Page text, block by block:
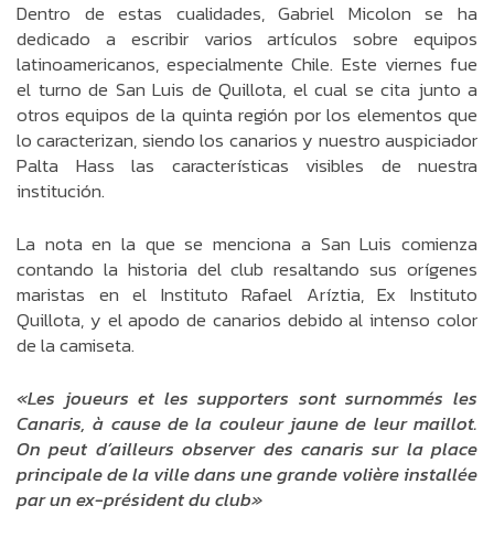
Dentro de estas cualidades, Gabriel Micolon se ha
dedicado a escribir varios artículos sobre equipos
latinoamericanos, especialmente Chile. Este viernes fue
el turno de San Luis de Quillota, el cual se cita junto a
otros equipos de la quinta región por los elementos que
lo caracterizan, siendo los canarios y nuestro auspiciador
Palta Hass las características visibles de nuestra
institución.
La nota en la que se menciona a San Luis comienza
contando la historia del club resaltando sus orígenes
maristas en el Instituto Rafael Aríztia, Ex Instituto
Quillota, y el apodo de canarios debido al intenso color
de la camiseta.
«Les joueurs et les supporters sont surnommés les
Canaris, à cause de la couleur jaune de leur maillot.
On peut d’ailleurs observer des canaris sur la place
principale de la ville dans une grande volière installée
par un ex-président du club»